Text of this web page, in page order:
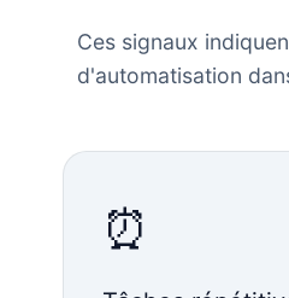
Ces signaux
d'automatisation
⏰